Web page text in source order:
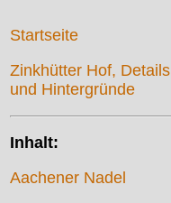
Startseite
Zinkhütter Hof, Details
und Hintergründe
Inhalt:
Aachener Nadel